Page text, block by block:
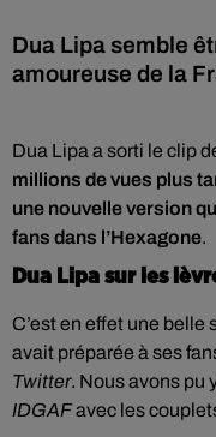
Dua Lipa semble
amoureuse de la
Dua Lipa a sorti le clip
millions de vues plus
une nouvelle version
fans dans l’Hexagone.
Dua Lipa sur les
C’est en effet une
avait préparée à ses
Twitter. Nous avons pu
IDGAFavec les